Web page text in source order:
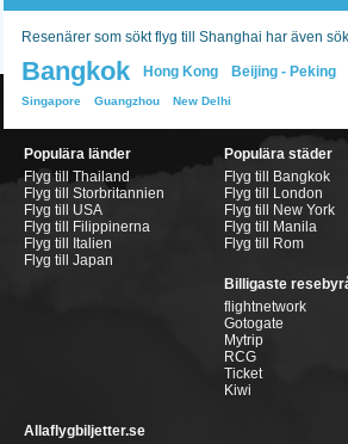
Resenärer som sökt flyg till Shanghai har även
Bangkok Hong Kong Beijing - Peking
Singapore Guangzhou New Delhi
Populära länder
Flyg till Thailand
Flyg till Storbritannien
Flyg till USA
Flyg till Filippinerna
Flyg till Italien
Flyg till Japan
Populära städer
Flyg till Bangkok
Flyg till London
Flyg till New York
Flyg till Manila
Flyg till Rom
Billigaste
flightnetwork
Gotogate
Mytrip
RCG
Ticket
Kiwi
Allaflygbiljetter.se